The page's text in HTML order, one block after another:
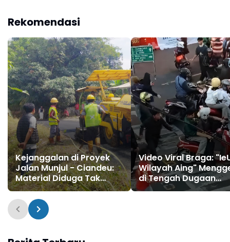
Rekomendasi
Kejanggalan di Proyek
Jalan Munjul - Ciandeu:
Material Diduga Tak
Sesuai Spesifikasi
Video Viral Braga:
Wilayah Aing"
di Tengah Dugaan
Kericuhan Antar